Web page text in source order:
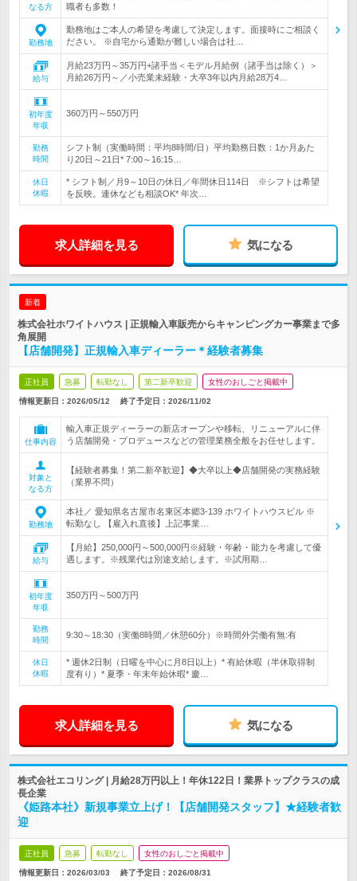
なる方
職者も多数！
勤務地
勤務地はご本人の希望を考慮して決定します。面接時にご相談く
ださい。 ※自宅から通勤が難しい場合は社…
給与
月給23万円～35万円+諸手当＜モデル月給例（諸手当は除く）＞
月給26万円～／小売業未経験・大卒3年以内月給28万4…
初年度
年収
360万円～550万円
勤務
時間
シフト制（実働時間：平均8時間/日）平均勤務日数：1か月あた
り20日～21日* 7:00～16:15…
休日
休暇
* シフト制／月9～10日の休日／年間休日114日 ※シフトは希望
を反映。連休なども相談OK* 年次…
求人詳細を見る 気になる
新着
株式会社ホワイトハウス | 正規輸入車販売からキャンピングカー事業まで多
角展開
【店舗開発】正規輸入車ディーラー＊経験者募集
正社員 急募 転勤なし 第二新卒歓迎 女性のおしごと掲載中
情報更新日：2026/05/12 終了予定日： 2026/11/02
仕事内容
輸入車正規ディーラーの新店オープンや移転、リニューアルに伴
う店舗開発・プロデュースなどの管理業務全般をお任せします。
対象と
なる方
【経験者募集！第二新卒歓迎】◆大卒以上◆店舗開発の実務経験
（業界不問）
勤務地
本社／ 愛知県名古屋市名東区本郷3-139 ホワイトハウスビル ※
転勤なし 【雇入れ直後】上記事業…
給与
【月給】250,000円～500,000円※経験・年齢・能力を考慮して優
遇します。※残業代は別途支給します。※試用期…
初年度
年収
350万円～500万円
勤務
時間
9:30～18:30（実働8時間／休憩60分）※時間外労働有無:有
休日
休暇
* 週休2日制（日曜を中心に月8日以上）* 有給休暇（半休取得制
度有り）* 夏季・年末年始休暇* 慶…
求人詳細を見る 気になる
株式会社エコリング | 月給28万円以上！年休122日！業界トップクラスの成
長企業
《姫路本社》新規事業立上げ！【店舗開発スタッフ】★経験者歓
迎
正社員 急募 転勤なし 女性のおしごと掲載中
情報更新日：2026/03/03 終了予定日： 2026/08/31